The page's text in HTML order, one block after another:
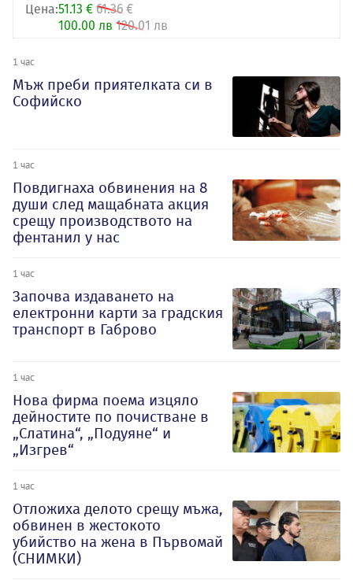
Цена:51.13 € 61.36 €
100.00 лв 120.01 лв
1 час
Мъж преби приятелката си в
Софийско
1 час
Повдигнаха обвинения на 8
души след мащабната акция
срещу производството на
фентанил у нас
1 час
Започва издаването на
електронни карти за градския
транспорт в Габрово
1 час
Нова фирма поема изцяло
дейностите по почистване в
„Слатина“, „Подуяне“ и
„Изгрев“
1 час
Отложиха делото срещу мъжа,
обвинен в жестокото
убийство на жена в Първомай
(СНИМКИ)